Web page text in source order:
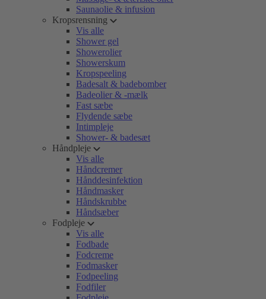
Saunaolie & infusion
Kropsrensning
Vis alle
Shower gel
Showerolier
Showerskum
Kropspeeling
Badesalt & badebomber
Badeolier & -mælk
Fast sæbe
Flydende sæbe
Intimpleje
Shower- & badesæt
Håndpleje
Vis alle
Håndcremer
Hånddesinfektion
Håndmasker
Håndskrubbe
Håndsæber
Fodpleje
Vis alle
Fodbade
Fodcreme
Fodmasker
Fodpeeling
Fodfiler